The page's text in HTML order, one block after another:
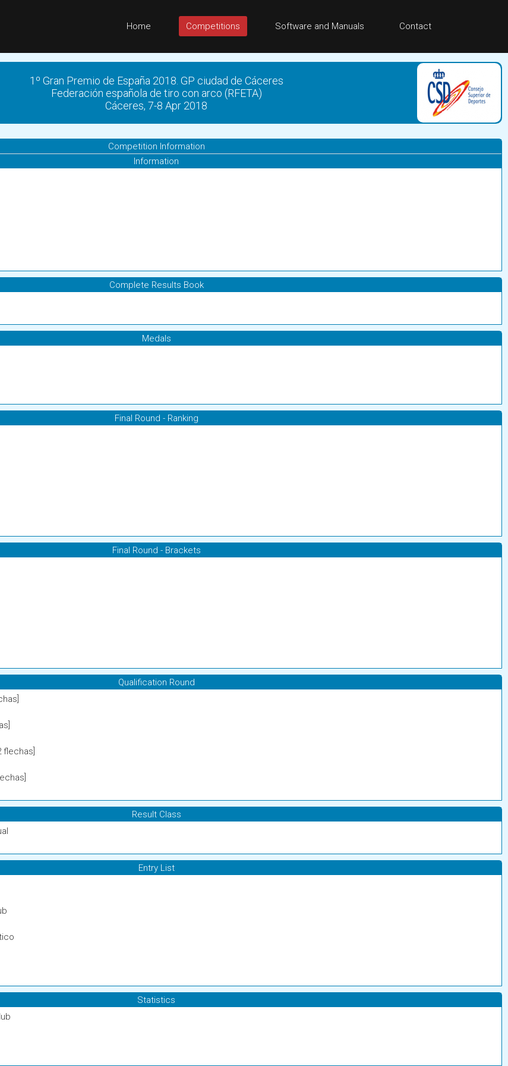
Home Competitions Software and Manuals Contact
1º Gran Premio de España 2018. GP ciudad de Cáceres
Federación española de tiro con arco (RFETA)
Cáceres, 7-8 Apr 2018
Competition Information
Information
Complete Results Book
Medals
Final Round - Ranking
Final Round - Brackets
Qualification Round
Result Class
Entry List
Statistics